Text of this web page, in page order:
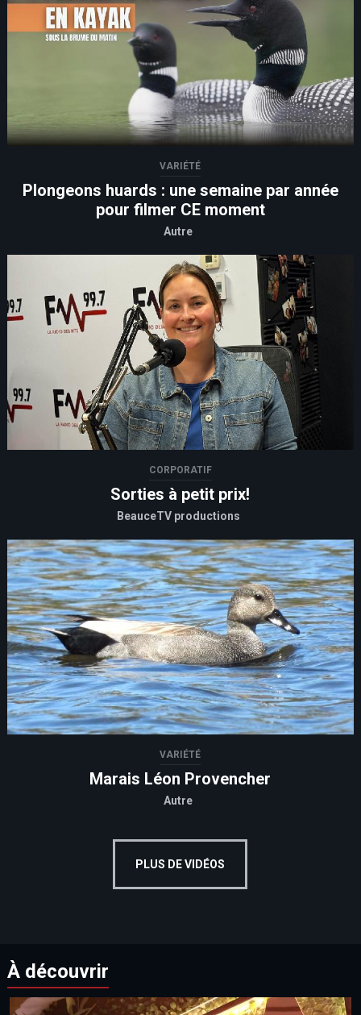
VARIÉTÉ
Plongeons huards : une semaine par année
pour filmer CE moment
Autre
CORPORATIF
Sorties à petit prix!
BeauceTV productions
VARIÉTÉ
Marais Léon Provencher
Autre
PLUS DE VIDÉOS
À découvrir